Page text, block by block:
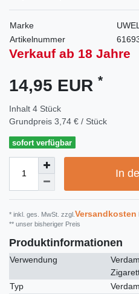
Marke
Artikelnummer
Verkauf ab 18 Jahre
14,95 EUR *
Inhalt 4 Stück
Grundpreis 3,74 € / Stück
sofort verfügbar
In
* inkl. ges. MwSt. zzgl. Versandkosten
** unser bisheriger Preis
Produktinformationen
Verwendung
Typ